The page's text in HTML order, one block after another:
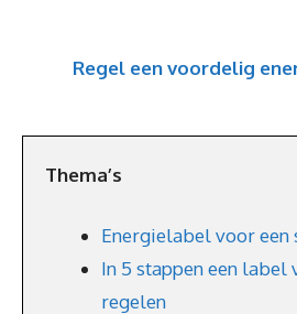
Regel een voordelig
Thema’s
Energielabel voor een
In 5 stappen een label
regelen